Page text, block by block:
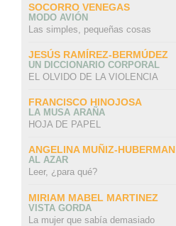
SOCORRO VENEGAS
MODO AVIÓN
Las simples, pequeñas cosas
JESÚS RAMÍREZ-BERMÚDEZ
UN DICCIONARIO CORPORAL
EL OLVIDO DE LA VIOLENCIA
FRANCISCO HINOJOSA
LA MUSA ARAÑA
HOJA DE PAPEL
ANGELINA MUÑIZ-HUBERMAN
AL AZAR
Leer, ¿para qué?
MIRIAM MABEL MARTINEZ
VISTA GORDA
La mujer que sabía demasiado